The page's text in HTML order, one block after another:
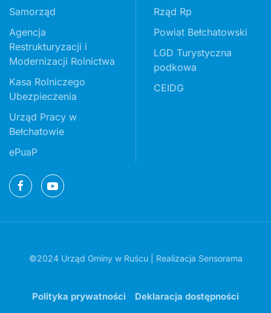
Samorząd
Agencja
Restrukturyzacji i
Modernizacji Rolnictwa
Kasa Rolniczego
Ubezpieczenia
Urząd Pracy w
Bełchatowie
ePuaP
Rząd Rp
Powiat Bełchatowski
LGD Turystyczna
podkowa
CEIDG
©2024 Urząd Gminy w Ruścu | Realizacja Sensorama
Polityka prywatności
Deklaracja dostępności